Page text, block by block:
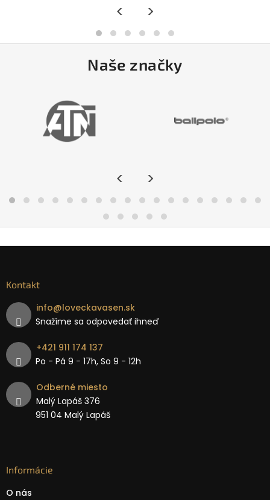
< >
Naše značky
< >
Kontakt
info@loveckavasen.sk
Snažíme sa odpovedať ihneď
+421 911 174 137
Po - Pá 9 − 17h, So 9 - 12h
Odberné miesto
Malý Lapáš 376
951 04 Malý Lapáš
Informácie
O nás